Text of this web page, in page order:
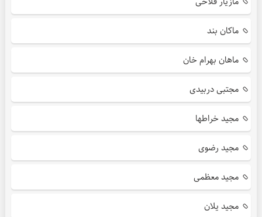
ماکان بند
ماهان بهرام خان
مجتبی دربیدی
مجید خراطها
مجید رضوی
مجید معظمی
مجید یلان